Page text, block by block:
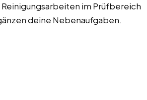
im Prüfbereich
deine Nebenaufgaben.